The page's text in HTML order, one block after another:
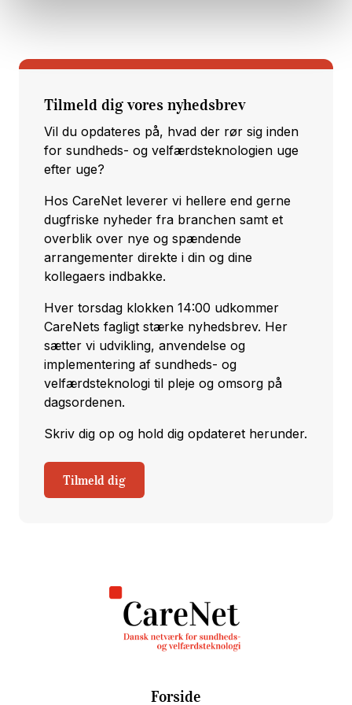
Tilmeld dig vores nyhedsbrev
Vil du opdateres på, hvad der rør sig inden
for sundheds- og velfærdsteknologien uge
efter uge?
Hos CareNet leverer vi hellere end gerne
dugfriske nyheder fra branchen samt et
overblik over nye og spændende
arrangementer direkte i din og dine
kollegaers indbakke.
Hver torsdag klokken 14:00 udkommer
CareNets fagligt stærke nyhedsbrev. Her
sætter vi udvikling, anvendelse og
implementering af sundheds- og
velfærdsteknologi til pleje og omsorg på
dagsordenen.
Skriv dig op og hold dig opdateret herunder.
Tilmeld dig
Forside